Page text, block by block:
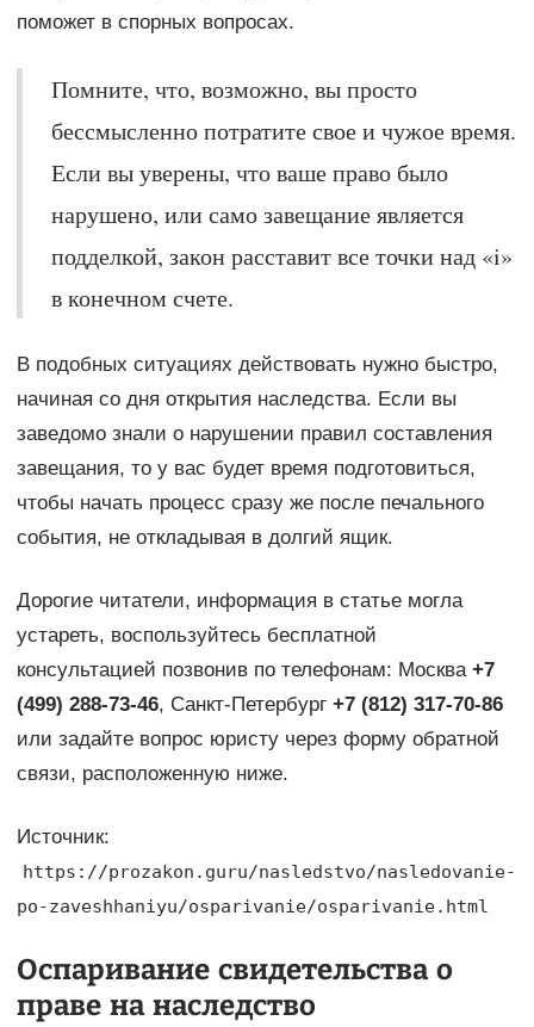
поможет в спорных вопросах.
Помните, что, возможно, вы просто
бессмысленно потратите свое и чужое время.
Если вы уверены, что ваше право было
нарушено, или само завещание является
подделкой, закон расставит все точки над «i»
в конечном счете.
В подобных ситуациях действовать нужно быстро,
начиная со дня открытия наследства. Если вы
заведомо знали о нарушении правил составления
завещания, то у вас будет время подготовиться,
чтобы начать процесс сразу же после печального
события, не откладывая в долгий ящик.
Дорогие читатели, информация в статье могла
устареть, воспользуйтесь бесплатной
консультацией позвонив по телефонам: Москва +7
(499) 288-73-46, Санкт-Петербург +7 (812) 317-70-86
или задайте вопрос юристу через форму обратной
связи, расположенную ниже.
Источник:
https://prozakon.guru/nasledstvo/nasledovanie-
po-zaveshhaniyu/osparivanie/osparivanie.html
Оспаривание свидетельства о
праве на наследство